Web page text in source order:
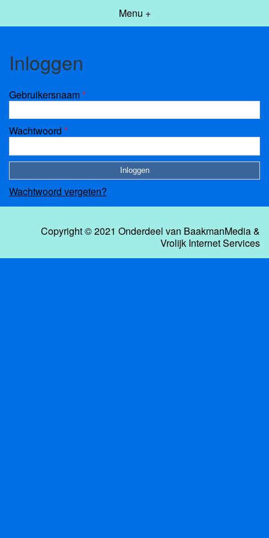
Menu +
Inloggen
Gebruikersnaam*
Wachtwoord *
Wachtwoord vergeten?
Copyright © 2021 Onderdeel van BaakmanMedia&
Vrolijk Internet Services